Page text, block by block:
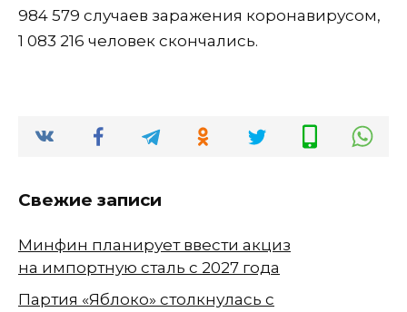
984 579 случаев заражения коронавирусом,
1 083 216 человек скончались.
Свежие записи
Минфин планирует ввести акциз
на импортную сталь с 2027 года
Партия «Яблоко» столкнулась с